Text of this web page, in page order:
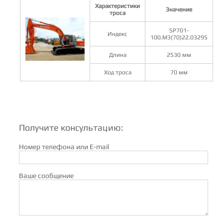
Характеристики
троса
Значение
Индекс
SP701-
100.M3(70)22.03295
Длина 2530 мм
Ход троса 70 мм
Получите консультацию:
Номер телефона или E-mail
Ваше сообщение